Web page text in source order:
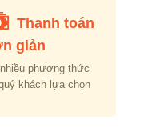
Thanh toán
giản
phương thức
khách lựa chọn